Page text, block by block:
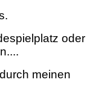
oder
meinen